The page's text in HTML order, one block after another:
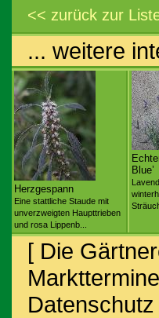
<< zurück zur
... weitere
Herzgespann
Eine stattliche Staude mit
unverzweigten Haupttrieben
und rosa Lippenb...
Blue’
[ Die
Datenschutz